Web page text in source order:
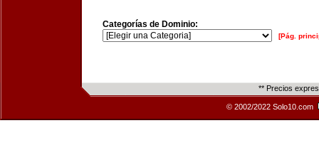
Categorías de Dominio:
[Pág.
** Precios
© 2002/2022 Solo10.com